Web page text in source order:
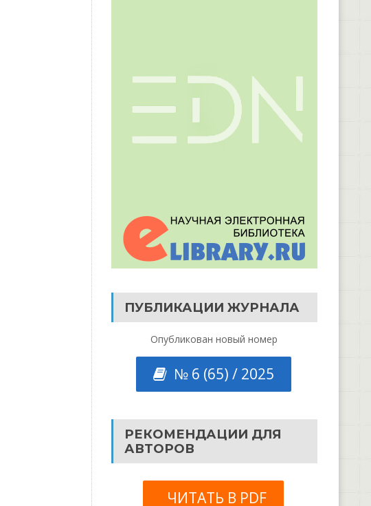
ПУБЛИКАЦИИ ЖУРНАЛА
Опубликован новый номер
№ 6 (65) / 2025
РЕКОМЕНДАЦИИ ДЛЯ
АВТОРОВ
ЧИТАТЬ В PDF